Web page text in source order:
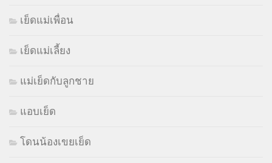
เย็ดแม่เพื่อน
เย็ดแม่เลี้ยง
แม่เย็ดกับลูกชาย
แอบเย็ด
โดนน้องเขยเย็ด